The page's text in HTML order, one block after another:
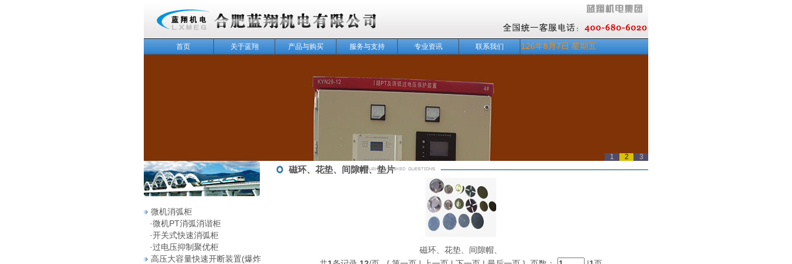
首页 关于蓝翔 产品与购买 服务与支持 专业资讯 联系我们 126年8月7日 星期五
1 2 3
微机消弧柜
·微机PT消弧消谐柜
·开关式快速消弧柜
·过电压抑制聚优柜
高压大容量快速开断装置(爆炸
磁环、花垫、间隙帽、垫片
磁环、花垫、间隙帽、